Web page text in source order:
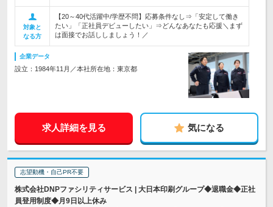
対象と
なる方
【20～40代活躍中/学歴不問】応募条件なし⇒「安定して働き
たい」「正社員デビューしたい」⇒どんなあなたも応援＼まず
は面接でお話ししましょう！／
企業データ
設立：1984年11月／本社所在地：東京都
求人詳細を見る 気になる
志望動機・自己PR不要
株式会社DNPファシリティサービス | 大日本印刷グループ◆退職金◆正社
員登用制度◆月9日以上休み